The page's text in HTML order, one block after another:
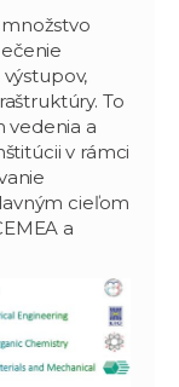
To
vedenia a
v rámci
cieľom
a